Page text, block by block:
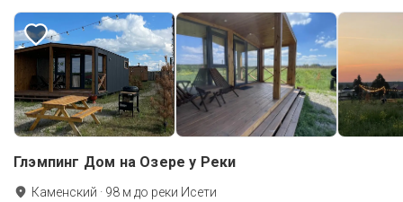
Глэмпинг Дом на Озере у Реки
Каменский · 98 м до реки Исети